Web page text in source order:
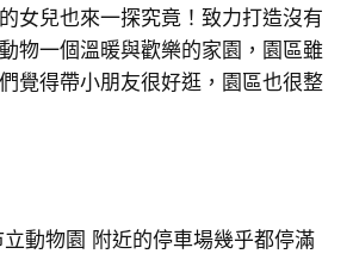
女兒也來一探究竟！致力打造沒有
物一個溫暖與歡樂的家園，園區雖
覺得帶小朋友很好逛，園區也很整
動物園 附近的停車場幾乎都停滿